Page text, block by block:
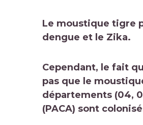
Le moustique tigre
dengue et le Zika.
Cependant, le fait
pas que le
départements (04,
(PACA) sont